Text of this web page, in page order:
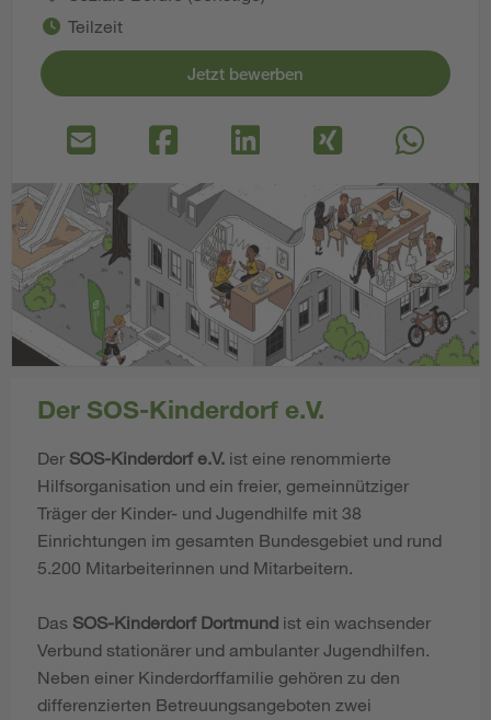
Teilzeit
Jetzt bewerben
Der SOS-Kinderdorf e.V.
Der SOS-Kinderdorf e.V. ist eine renommierte
Hilfsorganisation und ein freier, gemeinnütziger
Träger der Kinder- und Jugendhilfe mit 38
Einrichtungen im gesamten Bundesgebiet und rund
5.200 Mitarbeiterinnen und Mitarbeitern.
Das SOS-Kinderdorf Dortmund ist ein wachsender
Verbund stationärer und ambulanter Jugendhilfen.
Neben einer Kinderdorffamilie gehören zu den
differenzierten Betreuungsangeboten zwei